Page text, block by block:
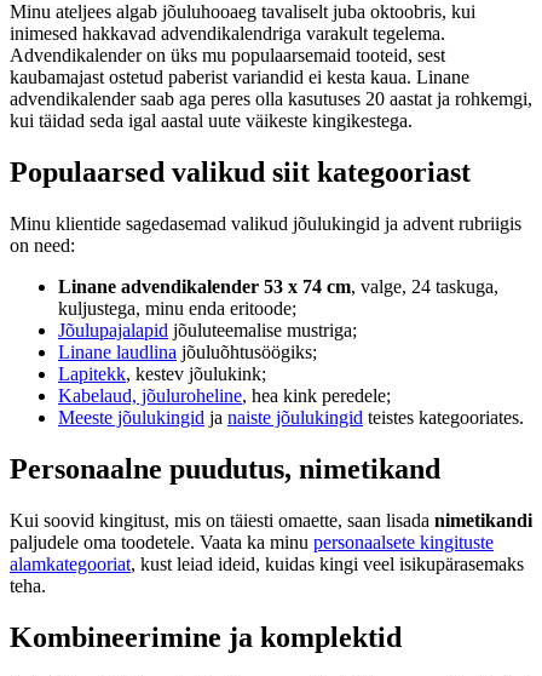
Minu ateljees algab jõuluhooaeg tavaliselt juba oktoobris, kui
inimesed hakkavad advendikalendriga varakult tegelema.
Advendikalender on üks mu populaarsemaid tooteid, sest
kaubamajast ostetud paberist variandid ei kesta kaua. Linane
advendikalender saab aga peres olla kasutuses 20 aastat ja rohkemgi,
kui täidad seda igal aastal uute väikeste kingikestega.
Populaarsed valikud siit kategooriast
Minu klientide sagedasemad valikud jõulukingid ja advent rubriigis
on need:
Linane advendikalender 53 x 74 cm, valge, 24 taskuga,
kuljustega, minu enda eritoode;
Jõulupajalapid jõuluteemalise mustriga;
Linane laudlina jõuluõhtusöögiks;
Lapitekk, kestev jõulukink;
Kabelaud, jõuluroheline, hea kink peredele;
Meeste jõulukingid ja naiste jõulukingid teistes kategooriates.
Personaalne puudutus, nimetikand
Kui soovid kingitust, mis on täiesti omaette, saan lisada nimetikandi
paljudele oma toodetele. Vaata ka minu personaalsete kingituste
alamkategooriat, kust leiad ideid, kuidas kingi veel isikupärasemaks
teha.
Kombineerimine ja komplektid